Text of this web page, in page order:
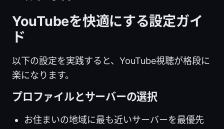
YouTubeを快適にする設定ガイ
ド
以下の設定を実践すると、YouTube視聴が格段に
楽になります。
プロファイルとサーバーの選択
お住まいの地域に最も近いサーバーを最優先